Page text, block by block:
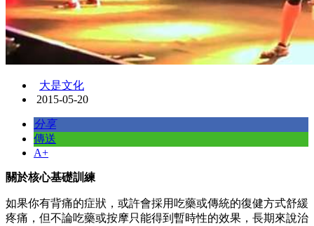
大是文化
2015-05-20
分享
傳送
A+
關於核心基礎訓練
如果你有背痛的症狀，或許會採用吃藥或傳統的復健方式舒緩
疼痛，但不論吃藥或按摩只能得到暫時性的效果，長期來說治